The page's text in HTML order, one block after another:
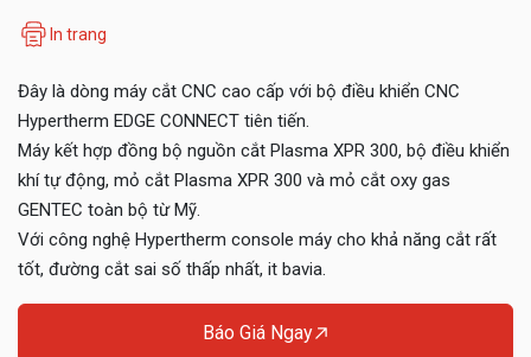
In trang
Đây là dòng máy cắt CNC cao cấp với bộ điều khiển CNC
Hypertherm EDGE CONNECT tiên tiến.
Máy kết hợp đồng bộ nguồn cắt Plasma XPR 300, bộ điều khiển
khí tự động, mỏ cắt Plasma XPR 300 và mỏ cắt oxy gas
GENTEC toàn bộ từ Mỹ.
Với công nghệ Hypertherm console máy cho khả năng cắt rất
tốt, đường cắt sai số thấp nhất, it bavia.
Báo Giá Ngay